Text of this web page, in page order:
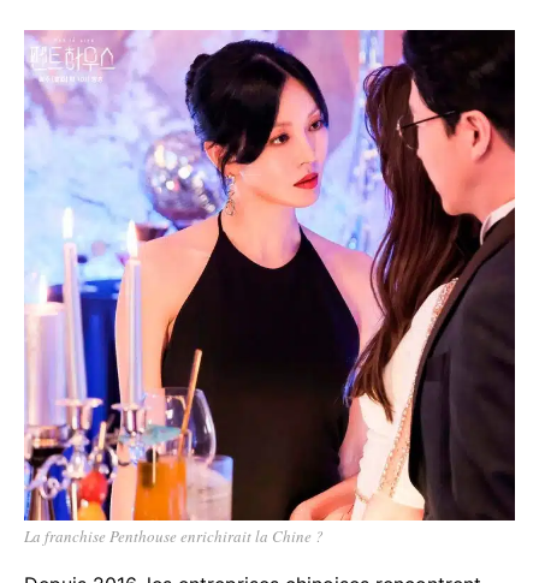
La franchise Penthouse enrichirait la Chine ?